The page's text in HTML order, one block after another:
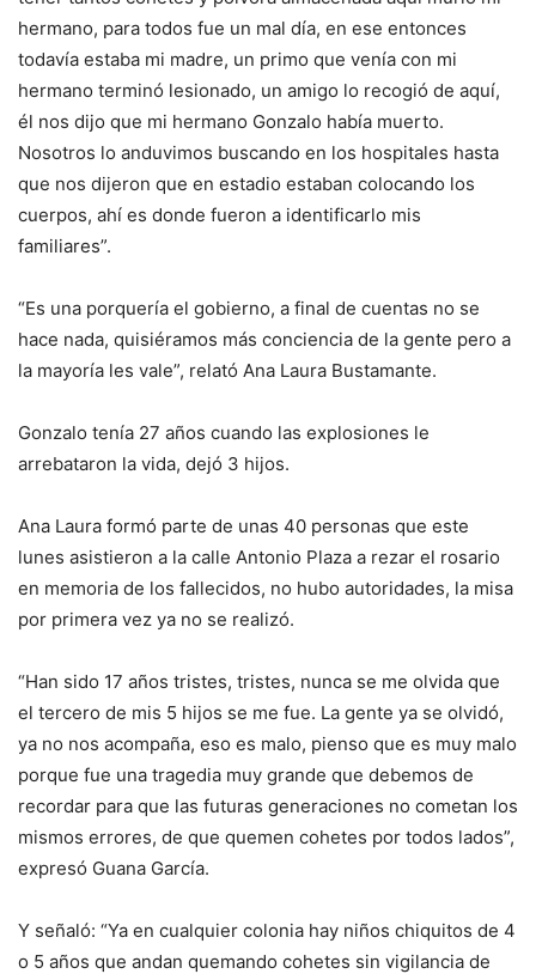
hermano, para todos fue un mal día, en ese entonces
todavía estaba mi madre, un primo que venía con mi
hermano terminó lesionado, un amigo lo recogió de aquí,
él nos dijo que mi hermano Gonzalo había muerto.
Nosotros lo anduvimos buscando en los hospitales hasta
que nos dijeron que en estadio estaban colocando los
cuerpos, ahí es donde fueron a identificarlo mis
familiares”.
“Es una porquería el gobierno, a final de cuentas no se
hace nada, quisiéramos más conciencia de la gente pero a
la mayoría les vale”, relató Ana Laura Bustamante.
Gonzalo tenía 27 años cuando las explosiones le
arrebataron la vida, dejó 3 hijos.
Ana Laura formó parte de unas 40 personas que este
lunes asistieron a la calle Antonio Plaza a rezar el rosario
en memoria de los fallecidos, no hubo autoridades, la misa
por primera vez ya no se realizó.
“Han sido 17 años tristes, tristes, nunca se me olvida que
el tercero de mis 5 hijos se me fue. La gente ya se olvidó,
ya no nos acompaña, eso es malo, pienso que es muy malo
porque fue una tragedia muy grande que debemos de
recordar para que las futuras generaciones no cometan los
mismos errores, de que quemen cohetes por todos lados”,
expresó Guana García.
Y señaló: “Ya en cualquier colonia hay niños chiquitos de 4
o 5 años que andan quemando cohetes sin vigilancia de